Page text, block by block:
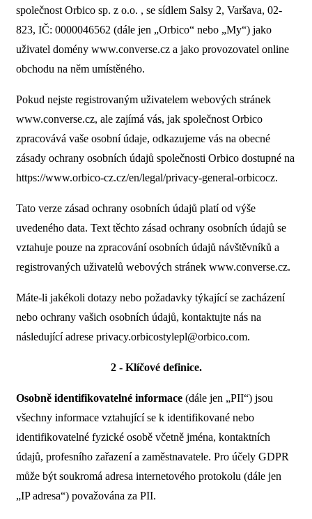
společnost Orbico sp. z o.o. , se sídlem Salsy 2, Varšava, 02-
823, IČ: 0000046562 (dále jen „Orbico“ nebo „My“) jako
uživatel domény www.converse.cz a jako provozovatel online
obchodu na něm umístěného.
Pokud nejste registrovaným uživatelem webových stránek
www.converse.cz, ale zajímá vás, jak společnost Orbico
zpracovává vaše osobní údaje, odkazujeme vás na obecné
zásady ochrany osobních údajů společnosti Orbico dostupné na
https://www.orbico-cz.cz/en/legal/privacy-general-orbicocz.
Tato verze zásad ochrany osobních údajů platí od výše
uvedeného data. Text těchto zásad ochrany osobních údajů se
vztahuje pouze na zpracování osobních údajů návštěvníků a
registrovaných uživatelů webových stránek www.converse.cz.
Máte-li jakékoli dotazy nebo požadavky týkající se zacházení
nebo ochrany vašich osobních údajů, kontaktujte nás na
následující adrese privacy.orbicostylepl@orbico.com.
2 - Klíčové definice.
Osobně identifikovatelné informace (dále jen „PII“) jsou
všechny informace vztahující se k identifikované nebo
identifikovatelné fyzické osobě včetně jména, kontaktních
údajů, profesního zařazení a zaměstnavatele. Pro účely GDPR
může být soukromá adresa internetového protokolu (dále jen
„IP adresa“) považována za PII.